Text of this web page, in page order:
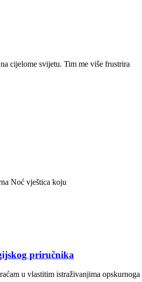
cijelome svijetu. Tim me više frustrira
Noć vještica koju
priručnika
u vlastitim istraživanjima opskurnoga